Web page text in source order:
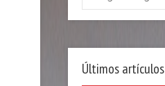
Últimos artículos